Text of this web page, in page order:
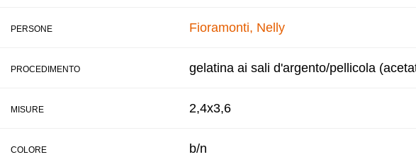
PERSONE Fioramonti, Nelly
PROCEDIMENTO gelatina ai sali d'argento/pellicola
MISURE 2,4x3,6
COLORE b/n